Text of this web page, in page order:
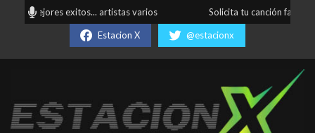
mejores exitos... artistas varios Solicita tu canción favorita...
Estacion X @estacionx